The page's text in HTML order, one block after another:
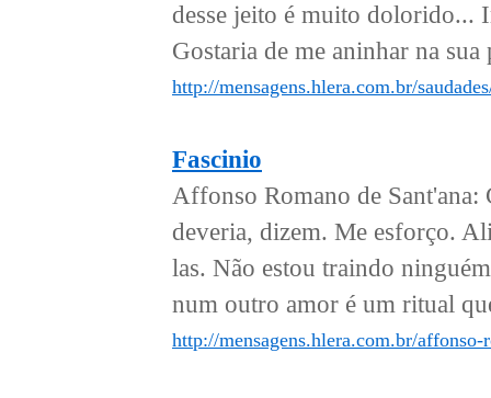
desse jeito é muito dolorido...
Gostaria de me aninhar na
http://mensagens.hlera.com.br/
Fascinio
Affonso Romano de Sant'ana:
deveria, dizem. Me esforço.
las. Não estou traindo
num outro amor é um ritual
http://mensagens.hlera.com.br/